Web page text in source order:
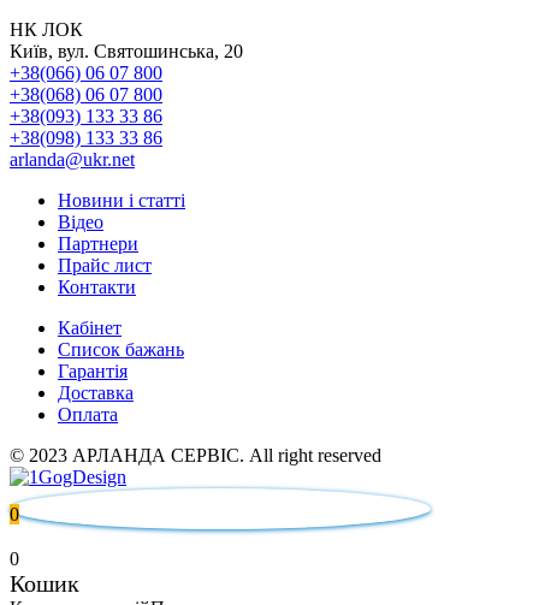
НК ЛОК
Київ, вул. Святошинська, 20
+38(066) 06 07 800
+38(068) 06 07 800
+38(093) 133 33 86
+38(098) 133 33 86
arlanda@ukr.net
Новини і статті
Відео
Партнери
Прайс лист
Контакти
Кабінет
Список бажань
Гарантія
Доставка
Оплата
© 2023 АРЛАНДА СЕРВІС. All right reserved
0
0
Кошик